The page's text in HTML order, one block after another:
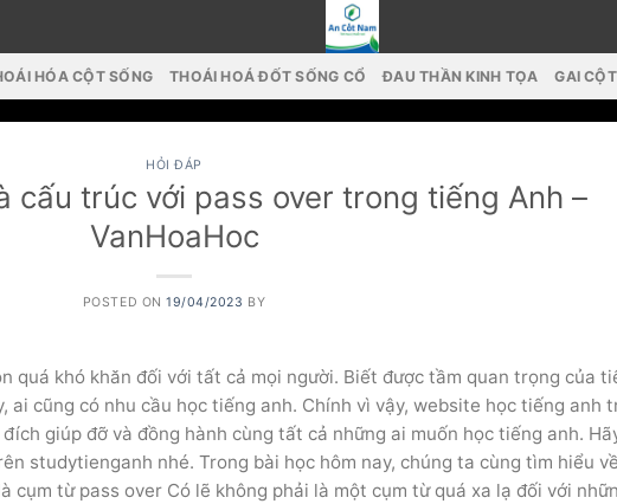
HÓA CỘT SỐNG THOÁI HOÁ ĐỐT SỐNG CỔ ĐAU THẦN KINH TỌA GAI
HỎI ĐÁP
cấu trúc với pass over trong tiếng Anh –
VanHoaHoc
POSTED ON19/04/2023 BY
quá khó khăn đối với tất cả mọi người. Biết được tầm quan trọng của
ai cũng có nhu cầu học tiếng anh. Chính vì vậy, website học tiếng anh
giúp đỡ và đồng hành cùng tất cả những ai muốn học tiếng anh.
studytienganh nhé. Trong bài học hôm nay, chúng ta cùng tìm hiểu
cụm từ pass over Có lẽ không phải là một cụm từ quá xa lạ đối với